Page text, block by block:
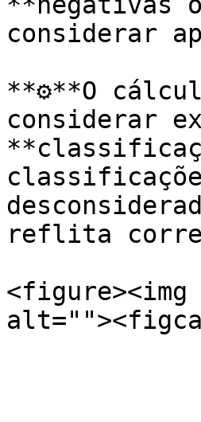
considerar
**⚙️**O
considerar
reflita